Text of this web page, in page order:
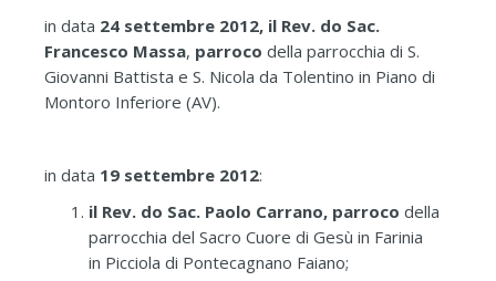
in data 24 settembre 2012, il Rev. do Sac.
Francesco Massa, parroco della parrocchia di S.
Giovanni Battista e S. Nicola da Tolentino in Piano di
Montoro Inferiore (AV).
in data 19 settembre 2012:
il Rev. do Sac. Paolo Carrano, parroco della
parrocchia del Sacro Cuore di Gesù in Farinia
in Picciola di Pontecagnano Faiano;